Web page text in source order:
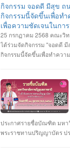
กิจกรรม จอดดี มีสุข ถ
กิจกรรมนี้จัดขึ้นเพื่อท
เพื่อความชัดเจนในกา
25 กรกฏาคม 2568 คณะวิ
ได้ร่วมจัดกิจกรรม "จอดดี
กิจกรรมนี้จัดขึ้นเพื่อทำควา
ประกาศรายชื่อบัณฑิต มหา
พระราชทานปริญญาบัตร ป